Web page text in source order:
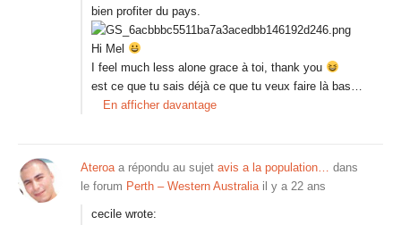
bien profiter du pays.
Hi Mel
I feel much less alone grace à toi, thank you
est ce que tu sais déjà ce que tu veux faire là bas…
En afficher davantage
Ateroaa répondu au sujet avis a la population… dans
le forum Perth – Western Australia il y a 22 ans
cecile wrote: